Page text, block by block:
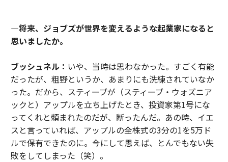
―将来、ジョブズが世界を変えるような起業家になると
思いましたか。
ブッシュネル： いや、当時は思わなかった。すごく有能
だったが、粗野というか、あまりにも洗練されていなか
った。だから、スティーブが（スティーブ・ウォズニア
ックと）アップルを立ち上げたとき、投資家第1号にな
ってくれと頼まれたのだが、断ったんだ。あの時、イエ
スと言っていれば、アップルの全株式の3分の1を5万ド
ルで保有できたのに。今にして思えば、とんでもない失
敗をしてしまった（笑）。